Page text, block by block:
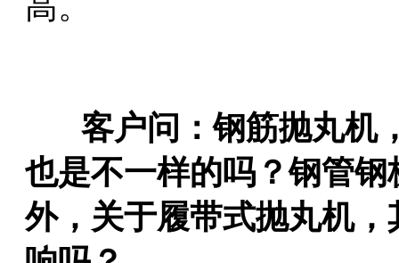
客户问：钢筋抛丸机
也是不一样的吗？钢管
外，关于履带式抛丸机